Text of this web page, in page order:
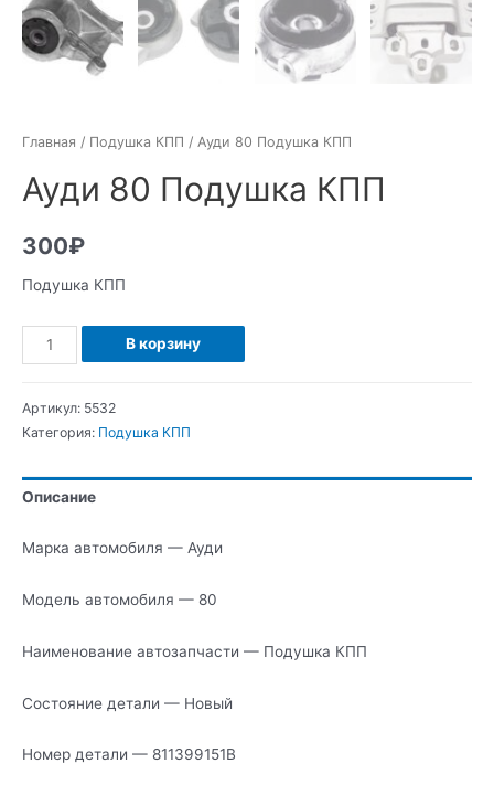
Главная / Подушка КПП / Ауди 80 Подушка КПП
Ауди 80 Подушка КПП
300₽
Подушка КПП
Количество
Ауди
Подушка
В корзину
Артикул: 5532
Категория: Подушка КПП
Описание
Марка автомобиля — Ауди
Модель автомобиля — 80
Наименование автозапчасти — Подушка КПП
Состояние детали — Новый
Номер детали — 811399151B